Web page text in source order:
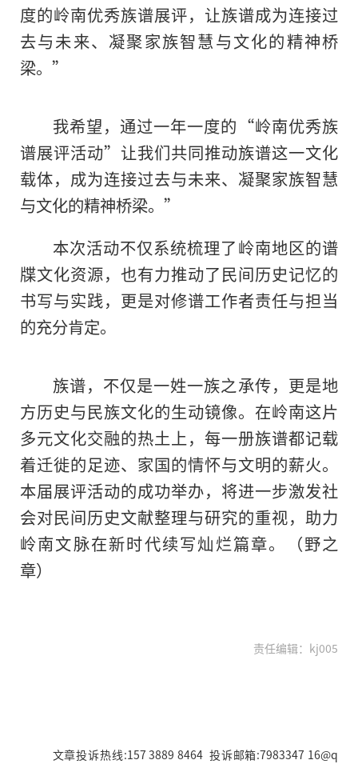
度的岭南优秀族谱展评，让族谱成为连接过
去与未来、凝聚家族智慧与文化的精神桥
梁。”
我希望，通过一年一度的“岭南优秀族
谱展评活动”让我们共同推动族谱这一文化
载体，成为连接过去与未来、凝聚家族智慧
与文化的精神桥梁。”
本次活动不仅系统梳理了岭南地区的谱
牒文化资源，也有力推动了民间历史记忆的
书写与实践，更是对修谱工作者责任与担当
的充分肯定。
族谱，不仅是一姓一族之承传，更是地
方历史与民族文化的生动镜像。在岭南这片
多元文化交融的热土上，每一册族谱都记载
着迁徙的足迹、家国的情怀与文明的薪火。
本届展评活动的成功举办，将进一步激发社
会对民间历史文献整理与研究的重视，助力
岭南文脉在新时代续写灿烂篇章。（野之
章）
责任编辑：kj005
文章投诉热线:157 3889 8464 投诉邮箱:7983347 16@q